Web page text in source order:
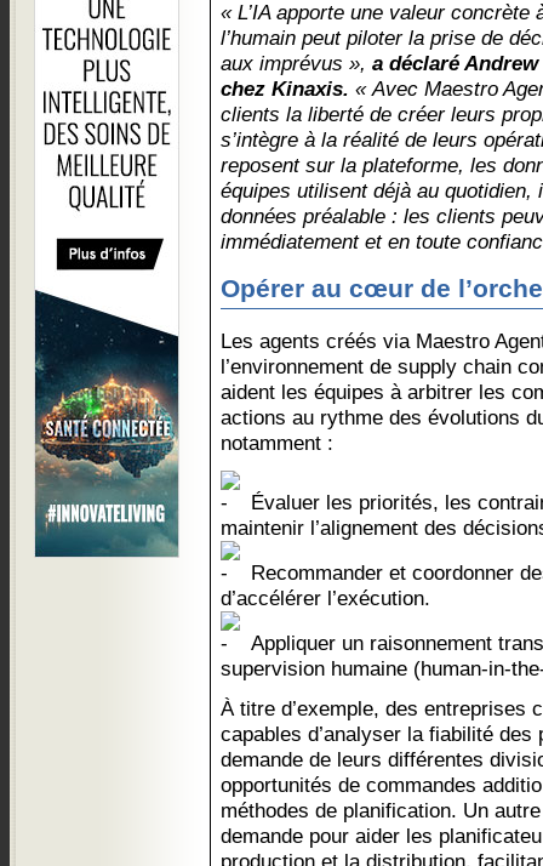
« L’IA apporte une valeur
l’humain peut piloter la prise de
aux imprévus », a déclaré
chez Kinaxis. « Avec Maestro
clients la liberté de créer leurs
s’intègre à la réalité de leurs
reposent sur la plateforme, les
équipes utilisent déjà au quotidien,
données préalable : les clients
immédiatement et en toute
Opérer au cœur de
Les agents créés via Maestro
l’environnement de supply chain
aident les équipes à arbitrer les
actions au rythme des évolutions
notamment :
Évaluer les priorités, les
maintenir l’alignement des
Recommander et coordonner
d’accélérer l’exécution.
Appliquer un raisonnement
supervision humaine (human-in-
À titre d’exemple, des entreprises
capables d’analyser la fiabilité
demande de leurs différentes
opportunités de commandes
méthodes de planification. Un
demande pour aider les
production et la distribution,